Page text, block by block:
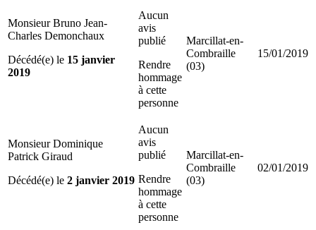
Monsieur Bruno Jean-
Charles Demonchaux
Décédé(e) le 15 janvier
2019
Aucun
avis
publié
Rendre
hommage
à cette
personne
Marcillat-en-
Combraille
(03)
15/01/2019
Monsieur Dominique
Patrick Giraud
Décédé(e) le 2 janvier 2019
Aucun
avis
publié
Rendre
hommage
à cette
personne
Marcillat-en-
Combraille
(03)
02/01/2019